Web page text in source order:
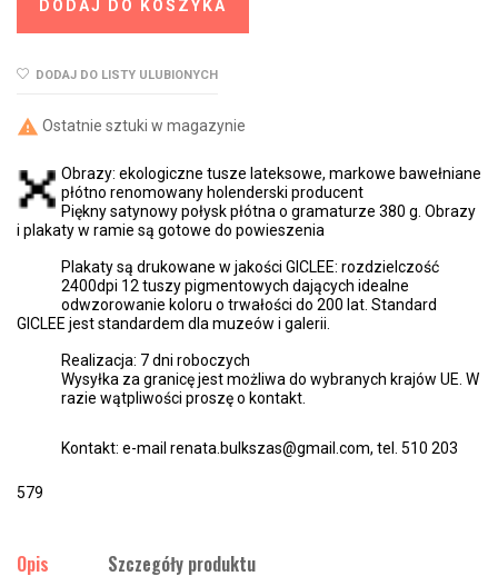
DODAJ DO KOSZYKA
DODAJ DO LISTY ULUBIONYCH
 Ostatnie sztuki w magazynie
Obrazy: ekologiczne tusze lateksowe, markowe bawełniane
płótno renomowany holenderski producent
Piękny satynowy połysk płótna o gramaturze 380 g. Obrazy
i plakaty w ramie są gotowe do powieszenia
Plakaty są drukowane w jakości GICLEE: rozdzielczość
2400dpi 12 tuszy pigmentowych dających idealne
odwzorowanie koloru o trwałości do 200 lat. Standard
GICLEE jest standardem dla muzeów i galerii.
Realizacja: 7 dni roboczych
Wysyłka za granicę jest możliwa do wybranych krajów UE. W
razie wątpliwości proszę o kontakt.
Kontakt: e-mail renata.bulkszas@gmail.com, tel. 510 203
579
Opis Szczegóły produktu